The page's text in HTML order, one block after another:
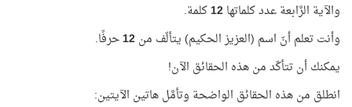
والآية الرَّابعة عدد كلماتها12كلمة.
وأنت تعلم أنّ اسم (العزيز الحكيم) يتألّف من12حرفًا.
يمكنك أن تتأكّد من هذه الحقائق الآن!
انطلق من هذه الحقائق الواضحة وتأمَّل هاتين الآيتين: